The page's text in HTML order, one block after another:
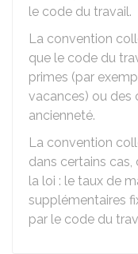
le code du travail.
La convention
que le code du
primes (par
vacances) ou des
ancienneté.
La convention
dans certains
la loi : le taux de
supplémentaires
par le code du